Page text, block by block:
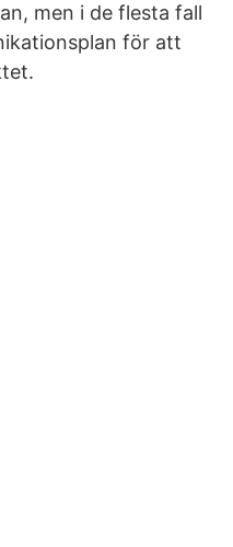
men i de flesta fall
för att